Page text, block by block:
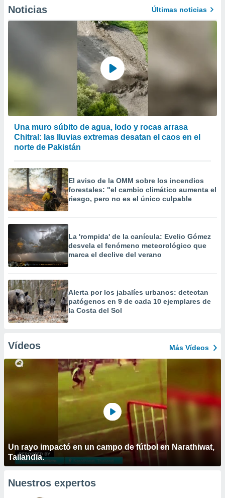
Noticias Últimas noticias
Una muro súbito de agua, lodo y rocas arrasa
Chitral: las lluvias extremas desatan el caos en el
norte de Pakistán
El aviso de la OMM sobre los incendios
forestales: "el cambio climático aumenta el
riesgo, pero no es el único culpable
La 'rompida' de la canícula: Evelio Gómez
desvela el fenómeno meteorológico que
marca el declive del verano
Alerta por los jabalíes urbanos: detectan
patógenos en 9 de cada 10 ejemplares de
la Costa del Sol
Vídeos Más Vídeos
Un rayo impactó en un campo de fútbol en Narathiwat,
Tailandia.
Nuestros expertos